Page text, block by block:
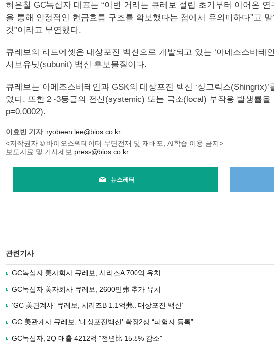
허은철 GC녹십자 대표는 “이번 거래는 큐레보 설립 초기부터 이어온
을 통해 안정적인 현금흐름 구조를 확보했다는 점에서 유의미하다”고
것”이라고 부연했다.
큐레보의 리드에셋은 대상포진 백신으로 개발되고 있는 ‘아메조스바
서브유닛(subunit) 백신 후보물질이다.
큐레보는 아메조스바테인과 GSK의 대상포진 백신 ‘싱그릭스
였다. 또한 2~3등급의 전신(systemic) 또는 국소(local) 부작용 발생률
p=0.0002).
이효빈 기자 hyobeen.lee@bios.co.kr
<저작권자 © 바이오스펙테이터 무단전재 및 재배포, AI학습 이용 금지>
보도자료 및 기사제보 press@bios.co.kr
뉴스레터
관련기사
GC녹십자 美자회사 큐레보, 시리즈A 700억 유치
GC녹십자 美자회사 큐레보, 2600만弗 추가 유치
‘GC 美관계사’ 큐레보, 시리즈B 1.1억弗..‘대상포진 백신’
GC 美관계사 큐레보, ‘대상포진백신’ 확장2상 “피험자 등록”
GC녹십자, 2Q 매출 4212억 "전년比 15.8% 감소"